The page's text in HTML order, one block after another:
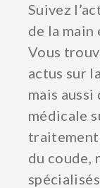
Suivez
de la main
Vous
actus sur
mais
médicale
du coude,